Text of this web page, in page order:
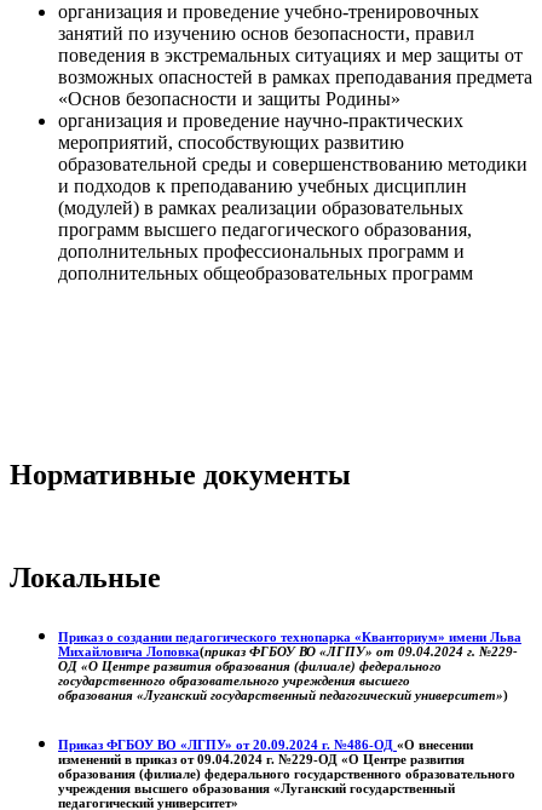
организация и проведение учебно-тренировочных
занятий по изучению основ безопасности, правил
поведения в экстремальных ситуациях и мер защиты от
возможных опасностей в рамках преподавания предмета
«Основ безопасности и защиты Родины»
организация и проведение научно-практических
мероприятий, способствующих развитию
образовательной среды и совершенствованию методики
и подходов к преподаванию учебных дисциплин
(модулей) в рамках реализации образовательных
программ высшего педагогического образования,
дополнительных профессиональных программ и
дополнительных общеобразовательных программ
Нормативные документы
Локальные
Приказ о создании педагогического технопарка «Кванториум» имени Льва
Михайловича Лоповка(приказ ФГБОУ ВО «ЛГПУ» от 09.04.2024 г. №229-
ОД «О Центре развития образования (филиале) федерального
государственного образовательного учреждения высшего
образования «Луганский государственный педагогический университет»)
Приказ ФГБОУ ВО «ЛГПУ» от 20.09.2024 г. №486-ОД «О внесении
изменений в приказ от 09.04.2024 г. №229-ОД «О Центре развития
образования (филиале) федерального государственного образовательного
учреждения высшего образования «Луганский государственный
педагогический университет»